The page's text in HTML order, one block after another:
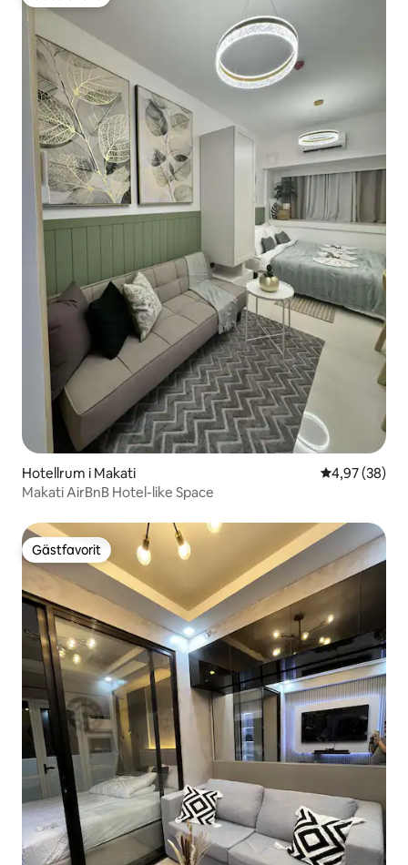
Hotellrum i Makati 4,97 av 5 i
4,97 (38)
Makati AirBnB Hotel-like Space
Gästfavorit
Gästfavorit